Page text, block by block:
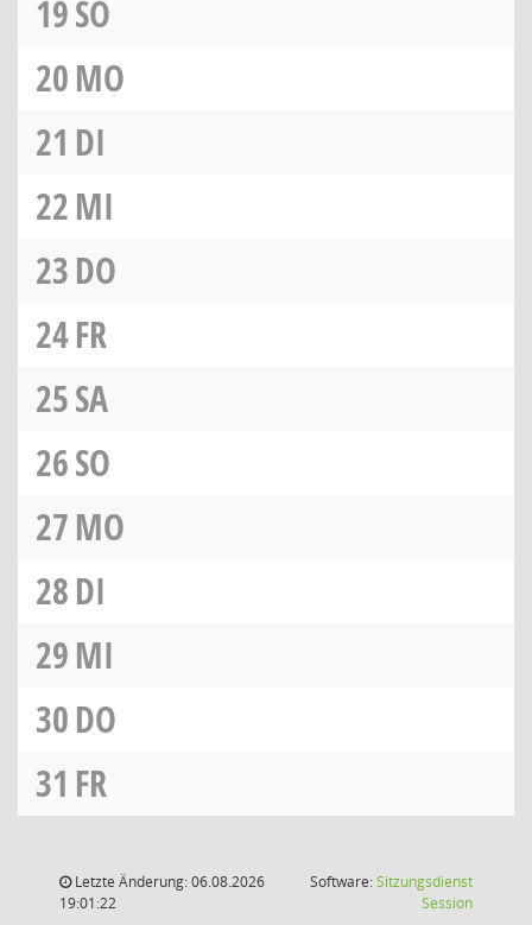
19SO
20MO
21 DI
22MI
23DO
24FR
25SA
26SO
27MO
28DI
29MI
30DO
31 FR
Letzte Änderung: 06.08.2026
19:01:22
Software:Sitzungsdienst
Session(Wird in